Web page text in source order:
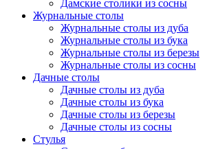
Дамские столики из сосны
Журнальные столы
Журнальные столы из дуба
Журнальные столы из бука
Журнальные столы из березы
Журнальные столы из сосны
Дачные столы
Дачные столы из дуба
Дачные столы из бука
Дачные столы из березы
Дачные столы из сосны
Стулья